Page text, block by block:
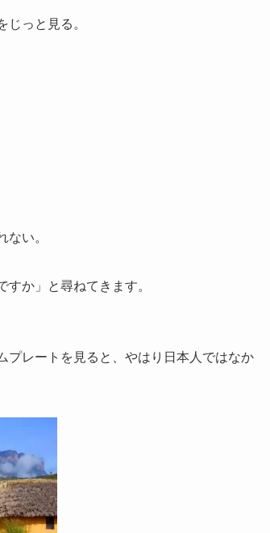
っと見る。
い。
か」と尋ねてきます。
プレートを見ると、やはり日本人ではなか